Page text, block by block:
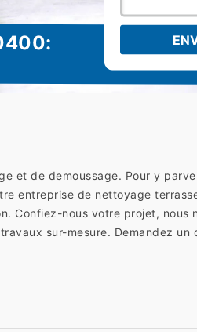
et de demoussage. Pour y
entreprise de nettoyage
nous votre projet, nous
sur-mesure. Demandez